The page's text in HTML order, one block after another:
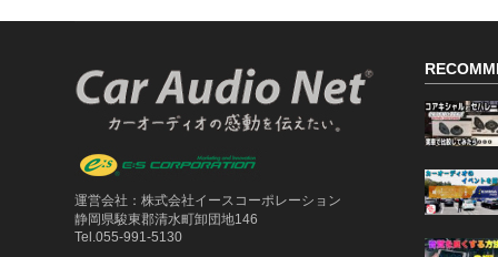
運営会社：株式会社イースコーポレーション
静岡県駿東郡清水町卸団地146
Tel.055-991-5130